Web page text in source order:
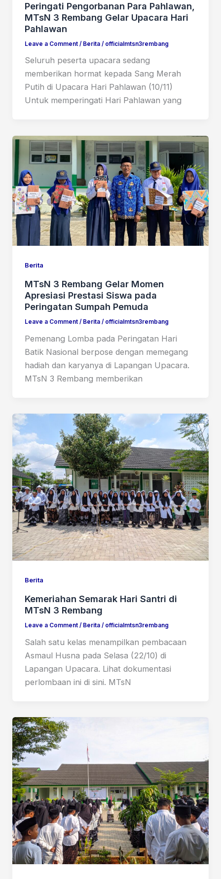
Peringati Pengorbanan Para Pahlawan,
MTsN 3 Rembang Gelar Upacara Hari
Pahlawan
Leave a Comment / Berita/ officialmtsn3rembang
Seluruh peserta upacara sedang
memberikan hormat kepada Sang Merah
Putih di Upacara Hari Pahlawan (10/11)
Untuk memperingati Hari Pahlawan yang
Berita
MTsN 3 Rembang Gelar Momen
Apresiasi Prestasi Siswa pada
Peringatan Sumpah Pemuda
Leave a Comment / Berita/ officialmtsn3rembang
Pemenang Lomba pada Peringatan Hari
Batik Nasional berpose dengan memegang
hadiah dan karyanya di Lapangan Upacara.
MTsN 3 Rembang memberikan
Berita
Kemeriahan Semarak Hari Santri di
MTsN 3 Rembang
Leave a Comment / Berita/ officialmtsn3rembang
Salah satu kelas menampilkan pembacaan
Asmaul Husna pada Selasa (22/10) di
Lapangan Upacara. Lihat dokumentasi
perlombaan ini di sini. MTsN